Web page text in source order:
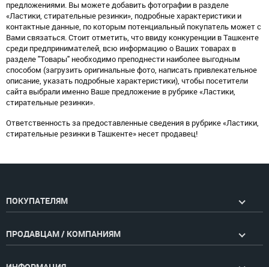
предложениями. Вы можете добавить фотографии в разделе
«Ластики, стирательные резинки», подробные характеристики и
контактные данные, по которым потенциальный покупатель может с
Вами связаться. Стоит отметить, что ввиду конкуренции в Ташкенте
среди предпринимателей, всю информацию о Ваших товарах в
разделе "Товары" необходимо преподнести наиболее выгодным
способом (загрузить оригинальные фото, написать привлекательное
описание, указать подробные характеристики), чтобы посетители
сайта выбрали именно Ваше предложение в рубрике «Ластики,
стирательные резинки».
Ответственность за предоставленные сведения в рубрике «Ластики,
стирательные резинки в Ташкенте» несет продавец!
ПОКУПАТЕЛЯМ
ПРОДАВЦАМ / КОМПАНИЯМ